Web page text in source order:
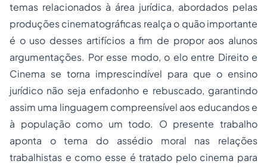
temas relacionados à área jurídica, abordados pelas
produções cinematográficas realça o quão importante
é o uso desses artifícios a fim de propor aos alunos
argumentações. Por esse modo, o elo entre Direito e
Cinema se torna imprescindível para que o ensino
jurídico não seja enfadonho e rebuscado, garantindo
assim uma linguagem compreensível aos educandos e
à população como um todo. O presente trabalho
aponta o tema do assédio moral nas relações
trabalhistas e como esse é tratado pelo cinema para